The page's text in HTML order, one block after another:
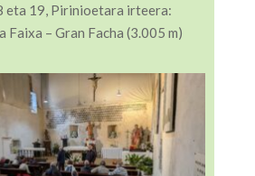
eta 19, Pirinioetara irteera:
Faixa – Gran Facha (3.005 m)